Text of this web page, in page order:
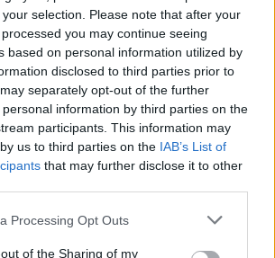
selection. Please note that after your
you may continue seeing
based on personal information utilized by
disclosed to third parties prior to
separately opt-out of the further
information by third parties on the
participants. This information may
us to third parties on the IAB’s List of
that may further disclose it to other
website/app uses one or more Google
visit or usage behaviour. You may click to
Processing Opt Outs
of the Sharing of my